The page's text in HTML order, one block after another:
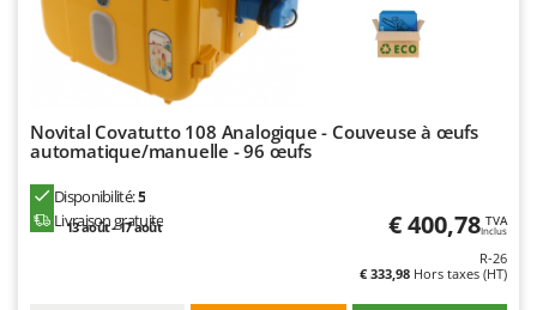
Novital Covatutto 108 Analogique - Couveuse à œufs
automatique/manuelle - 96 œufs
Disponibilité:5
Livraison gratuite
13 août - 17 août € 400,78 TVA
Inclus
R-26
€ 333,98 Hors taxes (HT)